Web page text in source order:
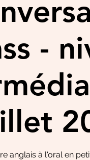
-
anglais à l'oral en